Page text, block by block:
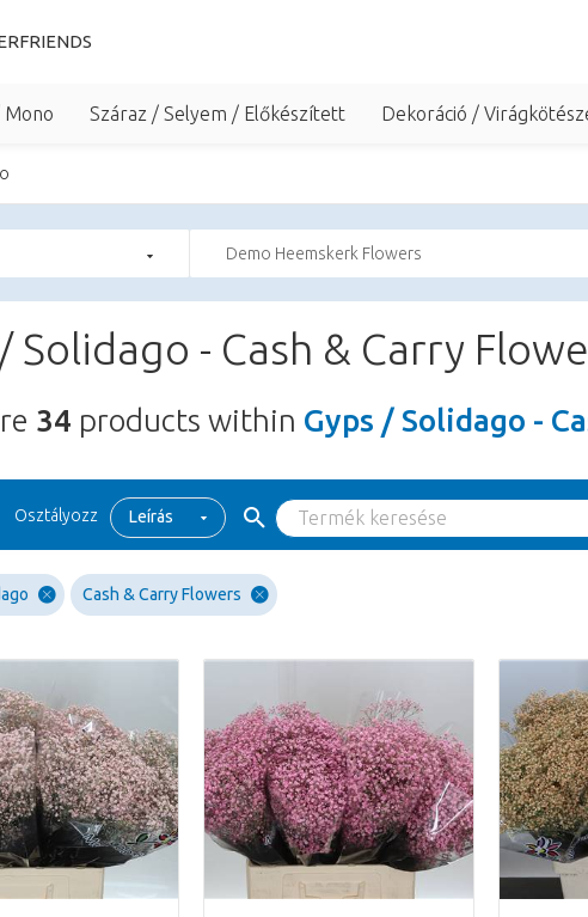
Mono Száraz / Selyem / Előkészített Dekoráció /
Demo Heemskerk Flowers
Solidago - Cash & Carry
34 products within Gyps / Solidago -
Osztályozz Leírás
Cash & Carry Flowers